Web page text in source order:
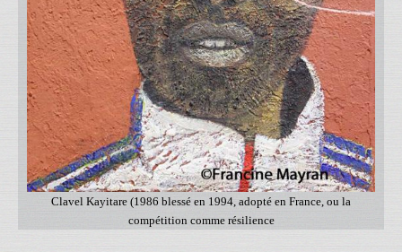
Clavel Kayitare (1986 blessé en 1994, adopté en France, ou la
compétition comme résilience